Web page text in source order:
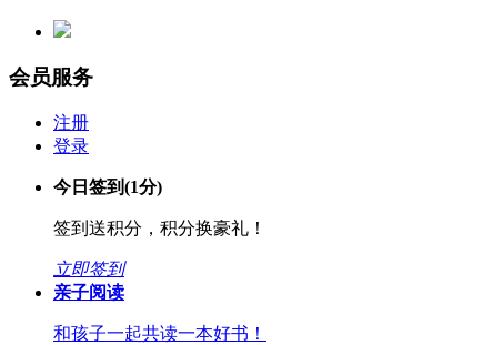
会员服务
注册
登录
今日签到(1分)
签到送积分，积分换豪礼！
立即签到
亲子阅读
和孩子一起共读一本好书！